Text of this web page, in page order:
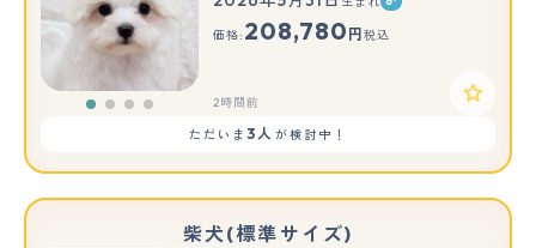
価格: 208,780 円 税込
2時間前
ただいま3人 が検討中！
柴犬(標準サイズ)